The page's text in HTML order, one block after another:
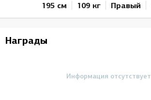
195 см 109 кг Правый
Награды
Информация отсутствует